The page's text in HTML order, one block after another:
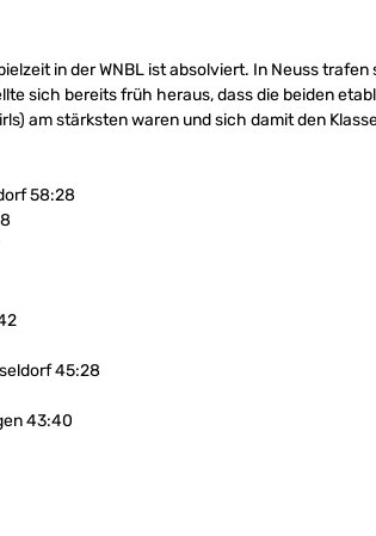
in der WNBL ist absolviert. In Neuss
sich bereits früh heraus, dass die beiden
am stärksten waren und sich damit den
58:28
45:28
43:40